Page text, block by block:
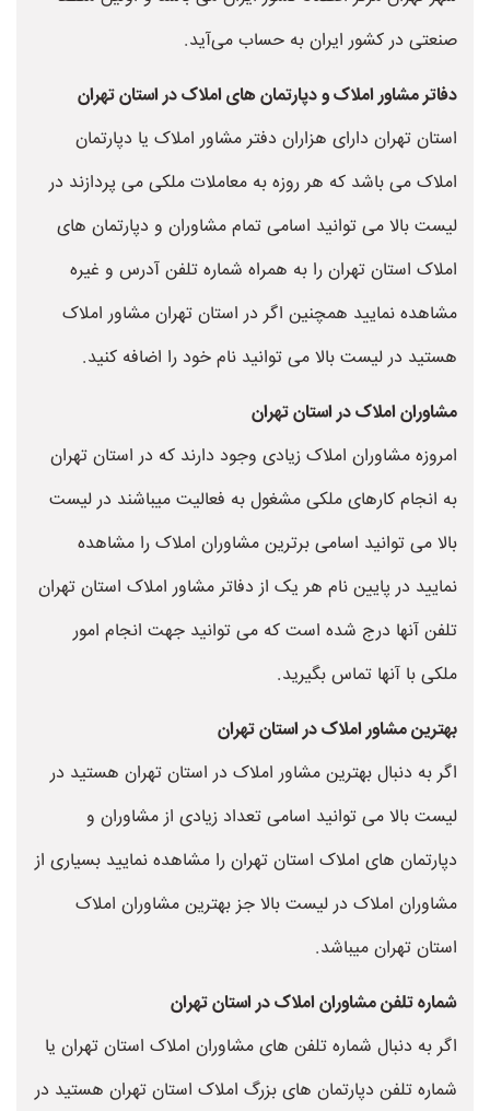
صنعتی در کشور ایران به حساب می‌آید.
دفاتر مشاور املاک و دپارتمان های املاک در استان تهران
استان تهران دارای هزاران دفتر مشاور املاک یا دپارتمان
املاک می باشد که هر روزه به معاملات ملکی می پردازند در
لیست بالا می توانید اسامی تمام مشاوران و دپارتمان های
املاک استان تهران را به همراه شماره تلفن آدرس و غیره
مشاهده نمایید همچنین اگر در استان تهران مشاور املاک
هستید در لیست بالا می توانید نام خود را اضافه کنید.
مشاوران املاک در استان تهران
امروزه مشاوران املاک زیادی وجود دارند که در استان تهران
به انجام کارهای ملکی مشغول به فعالیت میباشند در لیست
بالا می توانید اسامی برترین مشاوران املاک را مشاهده
نمایید در پایین نام هر یک از دفاتر مشاور املاک استان تهران
تلفن آنها درج شده است که می توانید جهت انجام امور
ملکی با آنها تماس بگیرید.
بهترین مشاور املاک در استان تهران
اگر به دنبال بهترین مشاور املاک در استان تهران هستید در
لیست بالا می توانید اسامی تعداد زیادی از مشاوران و
دپارتمان های املاک استان تهران را مشاهده نمایید بسیاری از
مشاوران املاک در لیست بالا جز بهترین مشاوران املاک
استان تهران میباشد.
شماره تلفن مشاوران املاک در استان تهران
اگر به دنبال شماره تلفن های مشاوران املاک استان تهران یا
شماره تلفن دپارتمان های بزرگ املاک استان تهران هستید در